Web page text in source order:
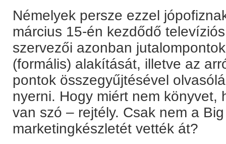
Némelyek persze ezzel
március 15-én kezdődő
szervezői azonban
(formális) alakítását, illetve az
pontok összegyűjtésével
nyerni. Hogy miért nem könyvet,
van szó – rejtély. Csak nem a
marketingkészletét vették át?